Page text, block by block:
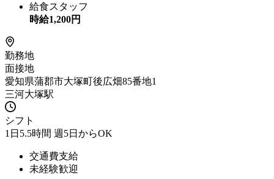
給食スタッフ
時給1,200円
勤務地
面接地
愛知県蒲郡市大塚町後広畑85番地1
三河大塚駅
シフト
1日5.5時間 週5日からOK
交通費支給
未経験歓迎